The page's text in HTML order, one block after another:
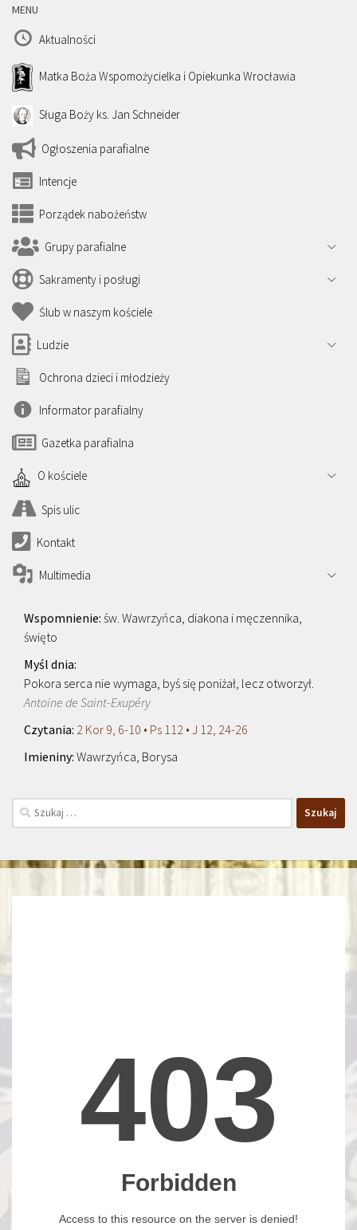
MENU
Aktualności
Matka Boża Wspomożycielka i Opiekunka Wrocławia
Sługa Boży ks. Jan Schneider
Ogłoszenia parafialne
Intencje
Porządek nabożeństw
Grupy parafialne
Sakramenty i posługi
Ślub w naszym kościele
Ludzie
Ochrona dzieci i młodzieży
Informator parafialny
Gazetka parafialna
O kościele
Spis ulic
Kontakt
Multimedia
św. Wawrzyńca, diakona i męczennika,
święto
Pokora serca nie wymaga, byś się poniżał, lecz otworzył.
Antoine de Saint-Exupéry
2 Kor 9, 6-10 • Ps 112 • J 12, 24-26
Wawrzyńca, Borysa
Szukaj: